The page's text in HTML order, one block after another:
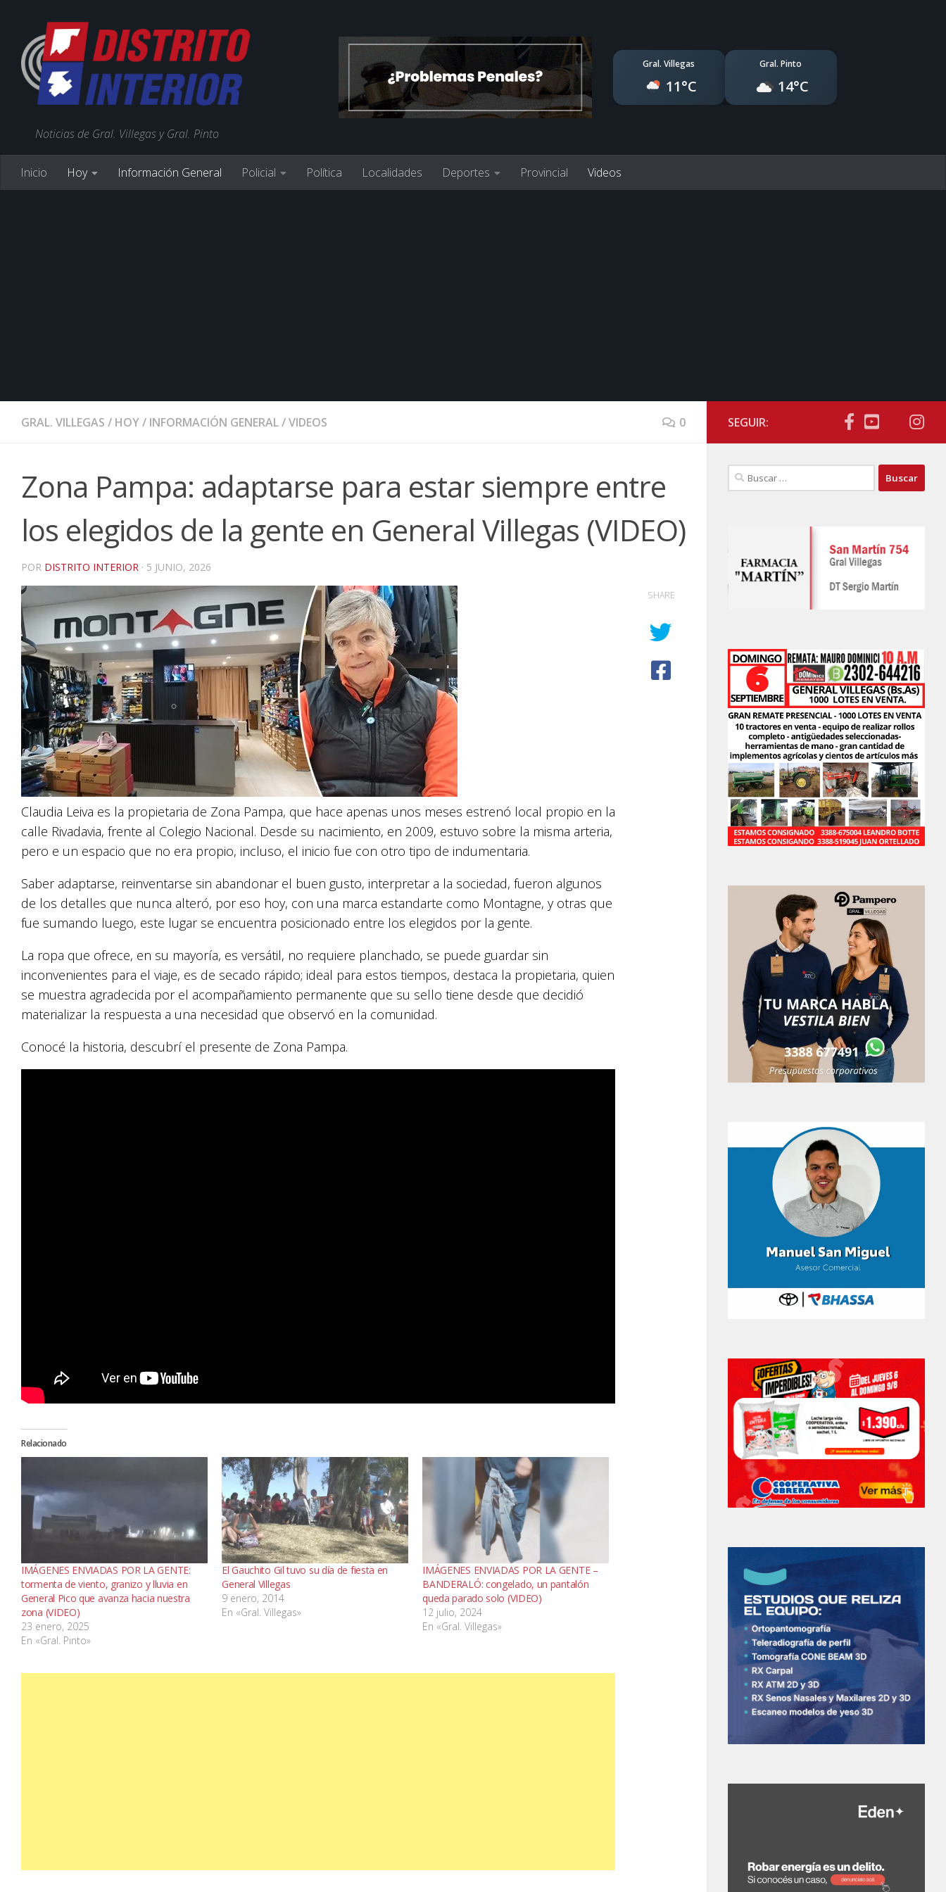
Noticias de Gral. Villegas y Gral. Pinto
Gral. Villegas
11°C
Gral. Pinto
14°C
Inicio Hoy Información General Policial Política Localidades Deportes Provincial Videos
GRAL. VILLEGAS / HOY/ INFORMACIÓN GENERAL/VIDEOS 0
Zona Pampa: adaptarse para estar siempre entre
los elegidos de la gente en General Villegas (VIDEO)
POR DISTRITO INTERIOR · 5 JUNIO, 2026
Claudia Leiva es la propietaria de Zona Pampa, que hace apenas unos meses estrenó local propio en la
calle Rivadavia, frente al Colegio Nacional. Desde su nacimiento, en 2009, estuvo sobre la misma arteria,
pero e un espacio que no era propio, incluso, el inicio fue con otro tipo de indumentaria.
Saber adaptarse, reinventarse sin abandonar el buen gusto, interpretar a la sociedad, fueron algunos
de los detalles que nunca alteró, por eso hoy, con una marca estandarte como Montagne, y otras que
fue sumando luego, este lugar se encuentra posicionado entre los elegidos por la gente.
La ropa que ofrece, en su mayoría, es versátil, no requiere planchado, se puede guardar sin
inconvenientes para el viaje, es de secado rápido; ideal para estos tiempos, destaca la propietaria, quien
se muestra agradecida por el acompañamiento permanente que su sello tiene desde que decidió
materializar la respuesta a una necesidad que observó en la comunidad.
Conocé la historia, descubrí el presente de Zona Pampa.
Relacionado
IMÁGENES ENVIADAS POR LA GENTE:
tormenta de viento, granizo y lluvia en
General Pico que avanza hacia nuestra
zona (VIDEO)
23 enero, 2025
En «Gral. Pinto»
El Gauchito Gil tuvo su día de fiesta en
General Villegas
9 enero, 2014
En «Gral. Villegas»
IMÁGENES ENVIADAS POR LA GENTE –
BANDERALÓ: congelado, un pantalón
queda parado solo (VIDEO)
12 julio, 2024
En «Gral. Villegas»
SHARE
SEGUIR:
Buscar: